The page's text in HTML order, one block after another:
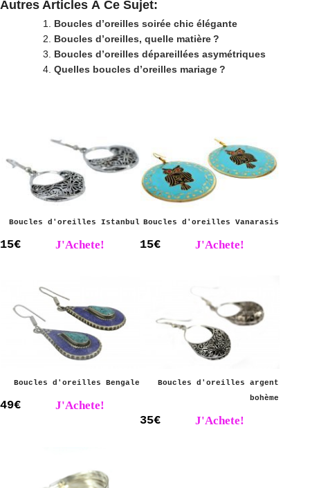
Autres Articles À Ce Sujet:
Boucles d’oreilles soirée chic élégante
Boucles d’oreilles, quelle matière ?
Boucles d’oreilles dépareillées asymétriques
Quelles boucles d’oreilles mariage ?
Boucles d'oreilles Istanbul
15€ J'Achete!
Boucles d'oreilles Vanarasis
15€ J'Achete!
Boucles d'oreilles Bengale
49€ J'Achete!
Boucles d'oreilles argent
bohème
35€ J'Achete!